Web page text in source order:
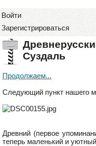
Войти
Зарегистрироваться
—
Cуздаль
Продолжаем...
Следующий пункт нашего
Древний (первое
теперь маленький и